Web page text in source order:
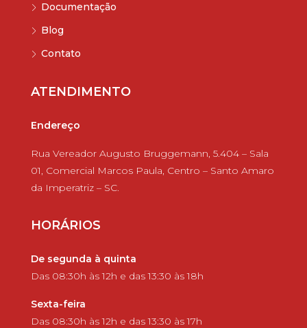
Documentação
Blog
Contato
ATENDIMENTO
Endereço
Rua Vereador Augusto Bruggemann, 5.404 – Sala
01, Comercial Marcos Paula, Centro – Santo Amaro
da Imperatriz – SC.
HORÁRIOS
De segunda à quinta
Das 08:30h às 12h e das 13:30 às 18h
Sexta-feira
Das 08:30h às 12h e das 13:30 às 17h